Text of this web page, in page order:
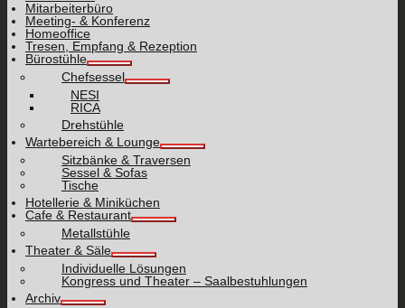
Mitarbeiterbüro
Meeting- & Konferenz
Homeoffice
Tresen, Empfang & Rezeption
Bürostühle
Chefsessel
NESI
RICA
Drehstühle
Wartebereich & Lounge
Sitzbänke & Traversen
Sessel & Sofas
Tische
Hotellerie & Miniküchen
Cafe & Restaurant
Metallstühle
Theater & Säle
Individuelle Lösungen
Kongress und Theater – Saalbestuhlungen
Archiv